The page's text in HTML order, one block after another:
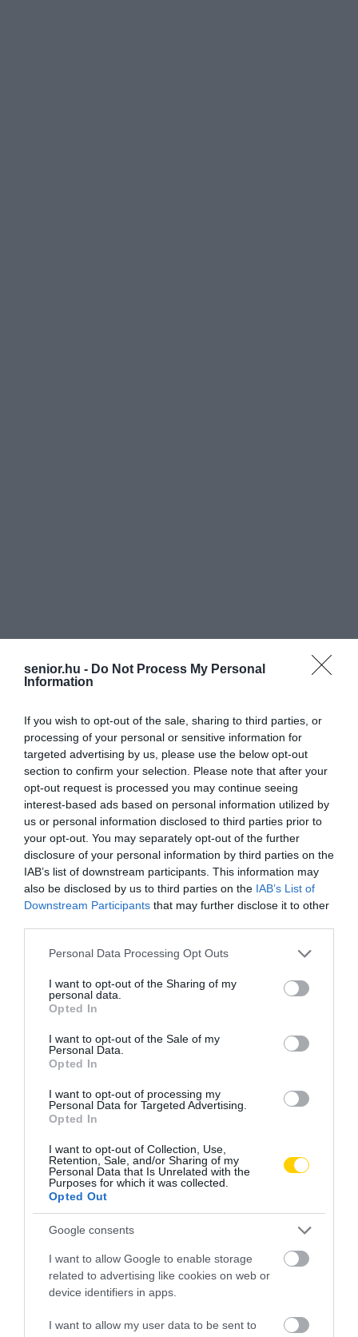
senior.hu - Do Not Process My Personal
Information
If you wish to opt-out of the sale, sharing to third parties, or
processing of your personal or sensitive information for
targeted advertising by us, please use the below opt-out
section to confirm your selection. Please note that after your
opt-out request is processed you may continue seeing
interest-based ads based on personal information utilized by
us or personal information disclosed to third parties prior to
your opt-out. You may separately opt-out of the further
disclosure of your personal information by third parties on the
IAB’s list of downstream participants. This information may
also be disclosed by us to third parties on the IAB’s List of
Downstream Participants that may further disclose it to other
Please note that this website/app uses one or more Google
not limited to your visit or usage behaviour. You may click to
grant or deny consent to Google and its third-party tags to
use your data for below specified purposes in below Google
consent section.
Personal Data Processing Opt Outs
I want to opt-out of the Sharing of my
personal data.
Opted In
I want to opt-out of the Sale of my
Personal Data.
Opted In
I want to opt-out of processing my
Personal Data for Targeted Advertising.
Opted In
I want to opt-out of Collection, Use,
Retention, Sale, and/or Sharing of my
Personal Data that Is Unrelated with the
Purposes for which it was collected.
Opted Out
Google consents
I want to allow Google to enable storage
related to advertising like cookies on web or
device identifiers in apps.
I want to allow my user data to be sent to
MIT EGYÜNK, HA 70 FELETT IS
SZERETNÉNK ÖNÁLLÓAN
FELJELENTÉS A GONDOSÓRA
KÉRDÉS, AMIRE MINDEN
IDŐSNEK TUDNIA KELL A
VÁLASZT